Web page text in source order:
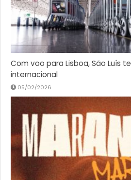
Com voo para Lisboa, São Luís
internacional
05/02/2026